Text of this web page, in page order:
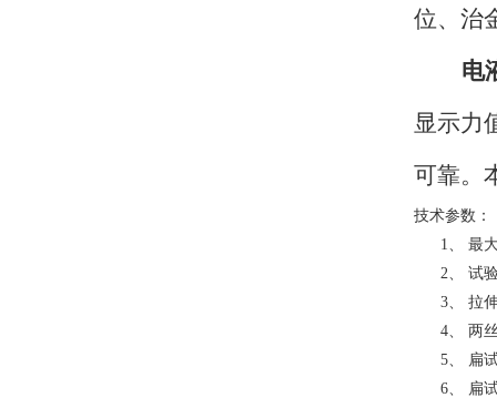
位、治
电
显示力
可靠。
技术参数：
1、 最
2、 试
3、 拉
4、 两
5、
扁
6、
扁